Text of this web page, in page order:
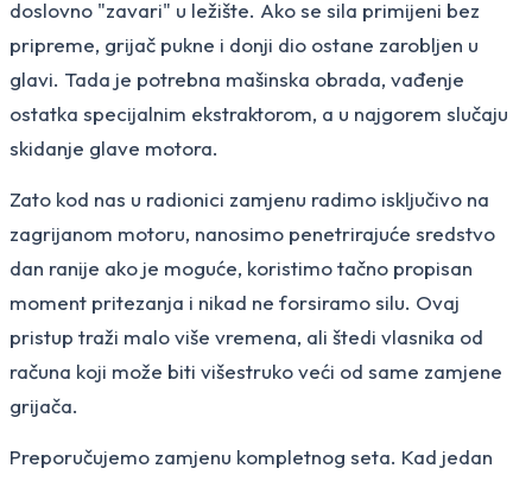
doslovno "zavari" u ležište. Ako se sila primijeni bez
pripreme, grijač pukne i donji dio ostane zarobljen u
glavi. Tada je potrebna mašinska obrada, vađenje
ostatka specijalnim ekstraktorom, a u najgorem slučaju
skidanje glave motora.
Zato kod nas u radionici zamjenu radimo isključivo na
zagrijanom motoru, nanosimo penetrirajuće sredstvo
dan ranije ako je moguće, koristimo tačno propisan
moment pritezanja i nikad ne forsiramo silu. Ovaj
pristup traži malo više vremena, ali štedi vlasnika od
računa koji može biti višestruko veći od same zamjene
grijača.
Preporučujemo zamjenu kompletnog seta. Kad jedan